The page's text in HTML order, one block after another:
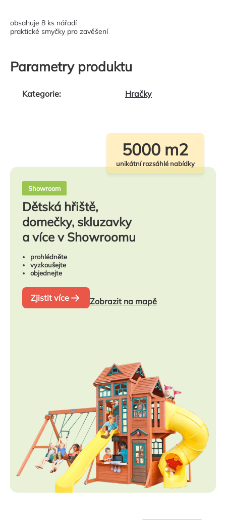
obsahuje 8 ks nářadí
praktické smyčky pro zavěšení
Parametry produktu
Kategorie: Hračky
Showroom
Dětská hřiště,
domečky, skluzavky
a více v Showroomu
prohlédněte
vyzkoušejte
objednejte
Zjistit více Zobrazit na mapě
5000 m2
unikátní rozsáhlé nabídky